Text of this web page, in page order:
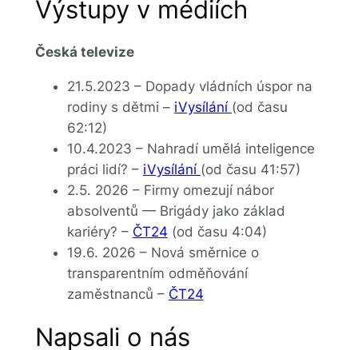
Výstupy v médiích
Česká televize
21.5.2023 – Dopady vládních úspor na
rodiny s dětmi – iVysílání (od času
62:12)
10.4.2023 – Nahradí umělá inteligence
práci lidí? – iVysílání (od času 41:57)
2.5. 2026 – Firmy omezují nábor
absolventů — Brigády jako základ
kariéry? – ČT24 (od času 4:04)
19.6. 2026 – Nová směrnice o
transparentním odměňování
zaměstnanců – ČT24
Napsali o nás